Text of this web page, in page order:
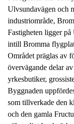
Ulvsundavägen och
industriområde,
Fastigheten ligger
intill Bromma
Området präglas av
övervägande delar
yrkesbutiker,
Byggnaden
som tillverkade den
och den gamla